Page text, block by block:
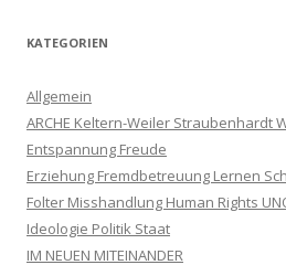
KATEGORIEN
Allgemein
ARCHE Keltern-Weiler Straubenhardt
Entspannung Freude
Erziehung Fremdbetreuung Lernen
Folter Misshandlung Human Rights
Ideologie Politik Staat
IM NEUEN MITEINANDER